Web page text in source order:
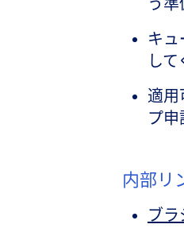
キ
して
適
プ申
内部リ
ブ